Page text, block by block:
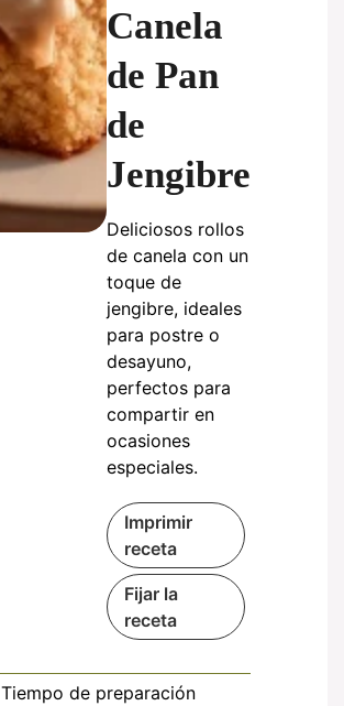
Canela
de Pan
de
Jengibre
Deliciosos rollos
de canela con un
toque de
jengibre, ideales
para postre o
desayuno,
perfectos para
compartir en
ocasiones
especiales.
Imprimir
receta
Fijar la
receta
Tiempo de preparación